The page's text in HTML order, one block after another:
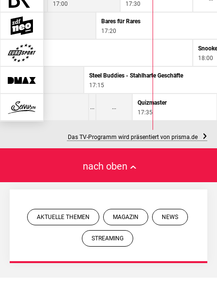
17:00
17:30
Rares
Bares für Rares
17:20
18:00
Geschäfte
Steel Buddies - Stahlharte Geschäfte
17:15
für Rares
Quizmaster
17:35
Das TV-Programm wird präsentiert von prisma.de
nach oben
AKTUELLE THEMEN MAGAZIN NEWS
STREAMING